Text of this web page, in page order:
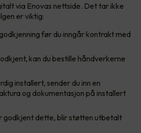
via Enovas nettside. Det tar ikke
er viktig:
før du inngår kontrakt med
kan du bestille håndverkerne
installert, sender du inn en
og dokumentasjon på installert
godkjent dette, blir støtten utbetalt